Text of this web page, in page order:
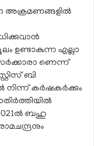
അക്രമണങ്ങളിൽ
ഉണ്ടാകുന്ന എല്ലാ
ണെന്ന്
ബി
നിന്ന് കർഷകർക്കും
ബഹു